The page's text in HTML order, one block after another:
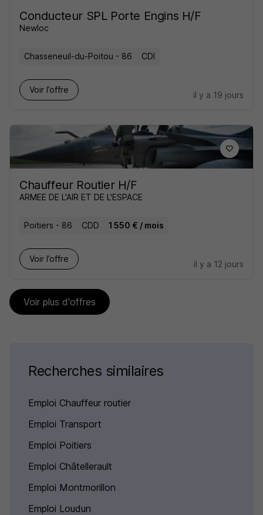
Conducteur SPL Porte Engins H/F
Newloc
Chasseneuil-du-Poitou - 86 CDI
Voir l’offre
il y a 19 jours
Chauffeur Routier H/F
ARMEE DE L'AIR ET DE L'ESPACE
Poitiers - 86 CDD 1 550 € / mois
Voir l’offre
il y a 12 jours
Voir plus d'offres
Recherches similaires
Emploi Chauffeur routier
Emploi Transport
Emploi Poitiers
Emploi Châtellerault
Emploi Montmorillon
Emploi Loudun